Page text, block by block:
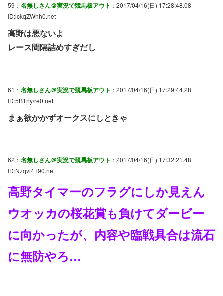
59： 名無しさん＠実況で競馬板アウト ：2017/04/16(日) 17:28:48.08
ID:lckqZWhh0.net
高野は悪ないよ
レース間隔詰めすぎだし
61： 名無しさん＠実況で競馬板アウト ：2017/04/16(日) 17:29:44.28
ID:5B1ny/re0.net
まぁ欲かかずオークスにしときゃ
62： 名無しさん＠実況で競馬板アウト ：2017/04/16(日) 17:32:21.48
ID:Nzqvi4T90.net
高野タイマーのフラグにしか見えん
ウオッカの桜花賞も負けてダービー
に向かったが、内容や臨戦具合は流石
に無防やろ…